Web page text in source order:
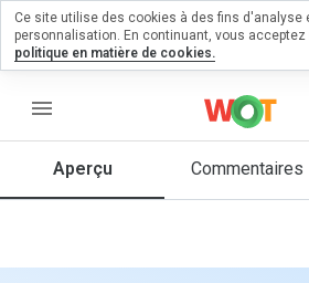
menu
Aperçu Commentaires
un
sur
Quelle
donneriez-
Ce site utilise des cookies à des fins d'analyse
personnalisation. En continuant, vous acceptez
politique en matière de cookies.